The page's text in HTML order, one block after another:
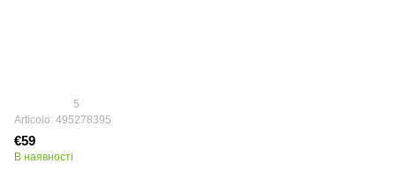
5
Articolo: 495278395
€59
В наявності